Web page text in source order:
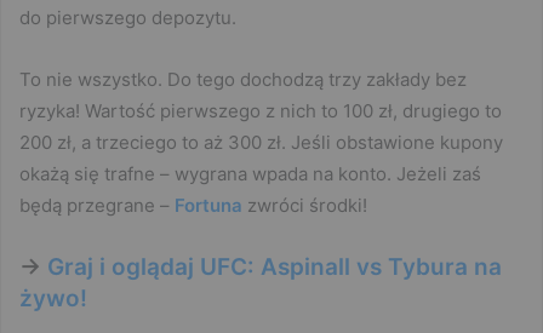
do pierwszego depozytu.
To nie wszystko. Do tego dochodzą trzy zakłady bez
ryzyka! Wartość pierwszego z nich to 100 zł, drugiego to
200 zł, a trzeciego to aż 300 zł. Jeśli obstawione kupony
okażą się trafne – wygrana wpada na konto. Jeżeli zaś
będą przegrane – Fortuna zwróci środki!
-> Graj i oglądaj UFC: Aspinall vs Tybura na
żywo!